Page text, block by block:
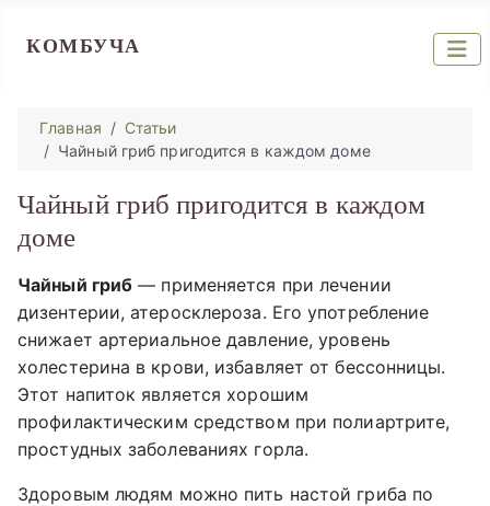
КОМБУЧА
Главная
Статьи
Чайный гриб пригодится в каждом доме
Чайный гриб пригодится в каждом
доме
Чайный гриб — применяется при лечении
дизентерии, атеросклероза. Его употребление
снижает артериальное давление, уровень
холестерина в крови, избавляет от бессонницы.
Этот напиток является хорошим
профилактическим средством при полиартрите,
простудных заболеваниях горла.
Здоровым людям можно пить настой гриба по